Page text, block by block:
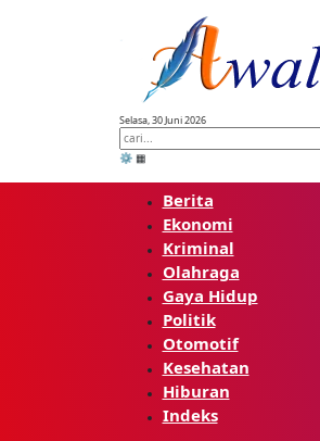
Selasa, 30 Juni 2026
⚙️ ▦
Berita
Ekonomi
Kriminal
Olahraga
Gaya Hidup
Politik
Otomotif
Kesehatan
Hiburan
Indeks